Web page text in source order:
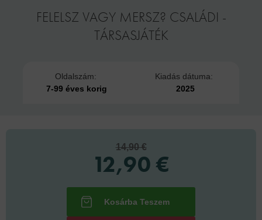
FELELSZ VAGY MERSZ? CSALÁDI -
TÁRSASJÁTÉK
Oldalszám:
7-99 éves korig
Kiadás dátuma:
2025
14,90 €
12,90 €